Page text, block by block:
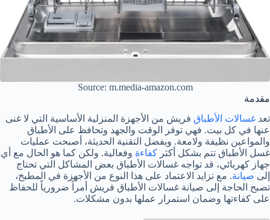
Source: m.media-amazon.com
مقدمة
تعد غسالات الأطباق فريش من الأجهزة المنزلية الأساسية التي لا غنى
عنها في كل بيت. فهي توفر الوقت والجهد وتحافظ على الأطباق
والمواعين نظيفة ولامعة. وبفضل التقنية الحديثة، أصبحت عمليات
غسل الأطباق تتم بشكل أكثر كفاءة وفعالية. ولكن كما هو الحال مع أي
جهاز كهربائي، قد تواجه غسالات الأطباق بعض المشاكل التي تحتاج
إلى صيانة. مع تزايد الاعتماد على هذا النوع من الأجهزة في المطبخ،
تصبح الحاجة إلى صيانة غسالات الأطباق فريش أمراً ضرورياً للحفاظ
على كفاءتها وضمان استمرار عملها بدون مشكلات.